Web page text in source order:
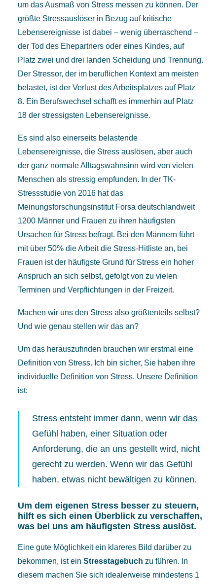
um das Ausmaß von Stress messen zu können. Der
größte Stressauslöser in Bezug auf kritische
Lebensereignisse ist dabei – wenig überraschend –
der Tod des Ehepartners oder eines Kindes, auf
Platz zwei und drei landen Scheidung und Trennung.
Der Stressor, der im beruflichen Kontext am meisten
belastet, ist der Verlust des Arbeitsplatzes auf Platz
8. Ein Berufswechsel schafft es immerhin auf Platz
18 der stressigsten Lebensereignisse.
Es sind also einerseits belastende
Lebensereignisse, die Stress auslösen, aber auch
der ganz normale Alltagswahnsinn wird von vielen
Menschen als stressig empfunden. In der TK-
Stressstudie von 2016 hat das
Meinungsforschungsinstitut Forsa deutschlandweit
1200 Männer und Frauen zu ihren häufigsten
Ursachen für Stress befragt. Bei den Männern führt
mit über 50% die Arbeit die Stress-Hitliste an, bei
Frauen ist der häufigste Grund für Stress ein hoher
Anspruch an sich selbst, gefolgt von zu vielen
Terminen und Verpflichtungen in der Freizeit.
Machen wir uns den Stress also größtenteils selbst?
Und wie genau stellen wir das an?
Um das herauszufinden brauchen wir erstmal eine
Definition von Stress. Ich bin sicher, Sie haben ihre
individuelle Definition von Stress. Unsere Definition
ist:
Stress entsteht immer dann, wenn wir das
Gefühl haben, einer Situation oder
Anforderung, die an uns gestellt wird, nicht
gerecht zu werden. Wenn wir das Gefühl
haben, etwas nicht bewältigen zu können.
Um dem eigenen Stress besser zu steuern,
hilft es sich einen Überblick zu verschaffen,
was bei uns am häufigsten Stress auslöst.
Eine gute Möglichkeit ein klareres Bild darüber zu
bekommen, ist ein Stresstagebuch zu führen. In
diesem machen Sie sich idealerweise mindestens 1